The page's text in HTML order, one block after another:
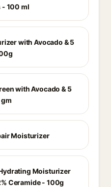
- 100 ml
with Avocado & 5
with Avocado & 5
Moisturizer
Moisturizer
Ceramide - 100g